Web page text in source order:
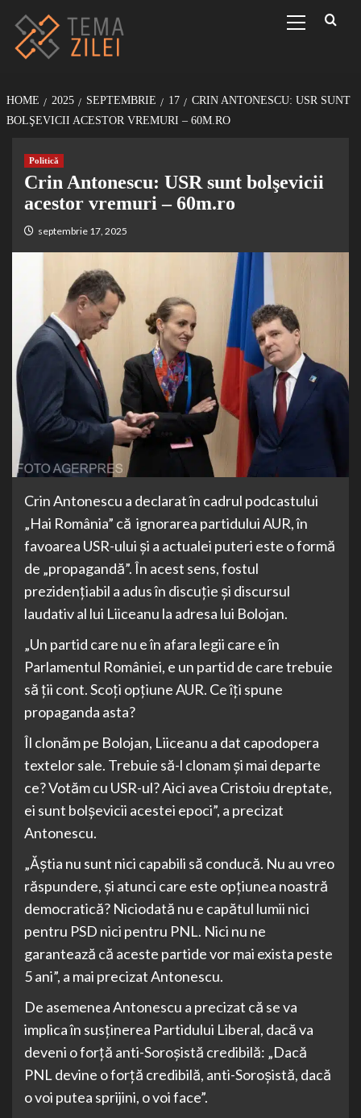
conținut
Menu
HOME 2025 SEPTEMBRIE 17
CRIN ANTONESCU: USR SUNT
BOLŞEVICII ACESTOR VREMURI – 60M.RO
Politică
Crin Antonescu: USR sunt bolşevicii
acestor vremuri – 60m.ro
septembrie 17, 2025
Crin Antonescu a declarat în cadrul podcastului
„Hai România” că ignorarea partidului AUR, în
favoarea USR-ului și a actualei puteri este o formă
de „propagandă”. În acest sens, fostul
prezidențiabil a adus în discuție și discursul
laudativ al lui Liiceanu la adresa lui Bolojan.
„Un partid care nu e în afara legii care e în
Parlamentul României, e un partid de care trebuie
să ții cont. Scoți opțiune AUR. Ce îți spune
propaganda asta?
Îl clonăm pe Bolojan, Liiceanu a dat capodopera
textelor sale. Trebuie să-l clonam și mai departe
ce? Votăm cu USR-ul? Aici avea Cristoiu dreptate,
ei sunt bolșevicii acestei epoci”, a precizat
Antonescu.
„Ăștia nu sunt nici capabili să conducă. Nu au vreo
răspundere, și atunci care este opțiunea noastră
democratică? Niciodată nu e capătul lumii nici
pentru PSD nici pentru PNL. Nici nu ne
garantează că aceste partide vor mai exista peste
5 ani”, a mai precizat Antonescu.
De asemenea Antonescu a precizat că se va
implica în susținerea Partidului Liberal, dacă va
deveni o forță anti-Soroșistă credibilă: „Dacă
PNL devine o forță credibilă, anti-Soroșistă, dacă
o voi putea sprijini, o voi face”.